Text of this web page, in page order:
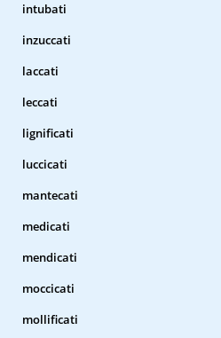
intubati
inzuccati
laccati
leccati
lignificati
luccicati
mantecati
medicati
mendicati
moccicati
mollificati